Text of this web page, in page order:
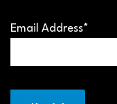
Email Address*